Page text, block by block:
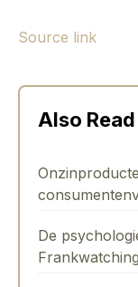
Source link
Also Read
De
Frankwatching